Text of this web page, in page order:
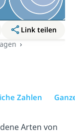
Link teilen
Zahlen
Arten von